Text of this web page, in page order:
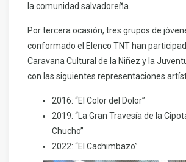
la comunidad salvadoreña.
Por tercera ocasión, tres grupos de
conformado el Elenco TNT han
Caravana Cultural de la Niñez y la
con las siguientes representaciones
2016: “El Color del Dolor”
2019: “La Gran Travesía de la
Chucho”
2022: “El Cachimbazo”